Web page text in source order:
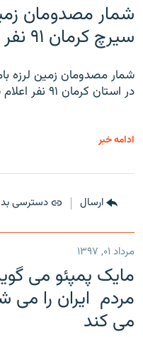
شمار مصدومان
سیرچ کرمان ۹۱ نفر اعلام شد
شمار مصدومان زمین لرزه
در استان کرمان ۹۱ نفر اعلام شد.
ادامه خبر
ارسال دسترسی
مرداد ۰۱, ۱۳۹۷
مایک پمپئو می
مردم ایران را می
می کند